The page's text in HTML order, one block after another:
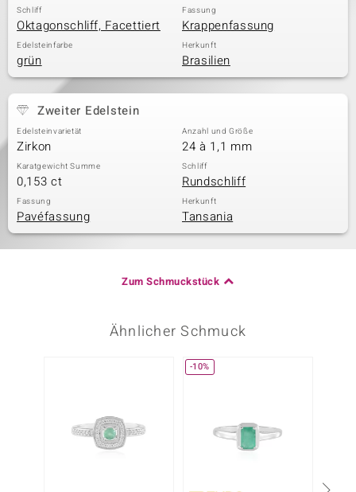
Schliff
Oktagonschliff, Facettiert
Fassung
Krappenfassung
Edelsteinfarbe
grün
Herkunft
Brasilien
Zweiter Edelstein
Edelsteinvarietät
Zirkon
Anzahl und Größe
24 à 1,1 mm
Karatgewicht Summe
0,153 ct
Schliff
Rundschliff
Fassung
Pavéfassung
Herkunft
Tansania
Zum Schmuckstück
Ähnlicher Schmuck
-10%